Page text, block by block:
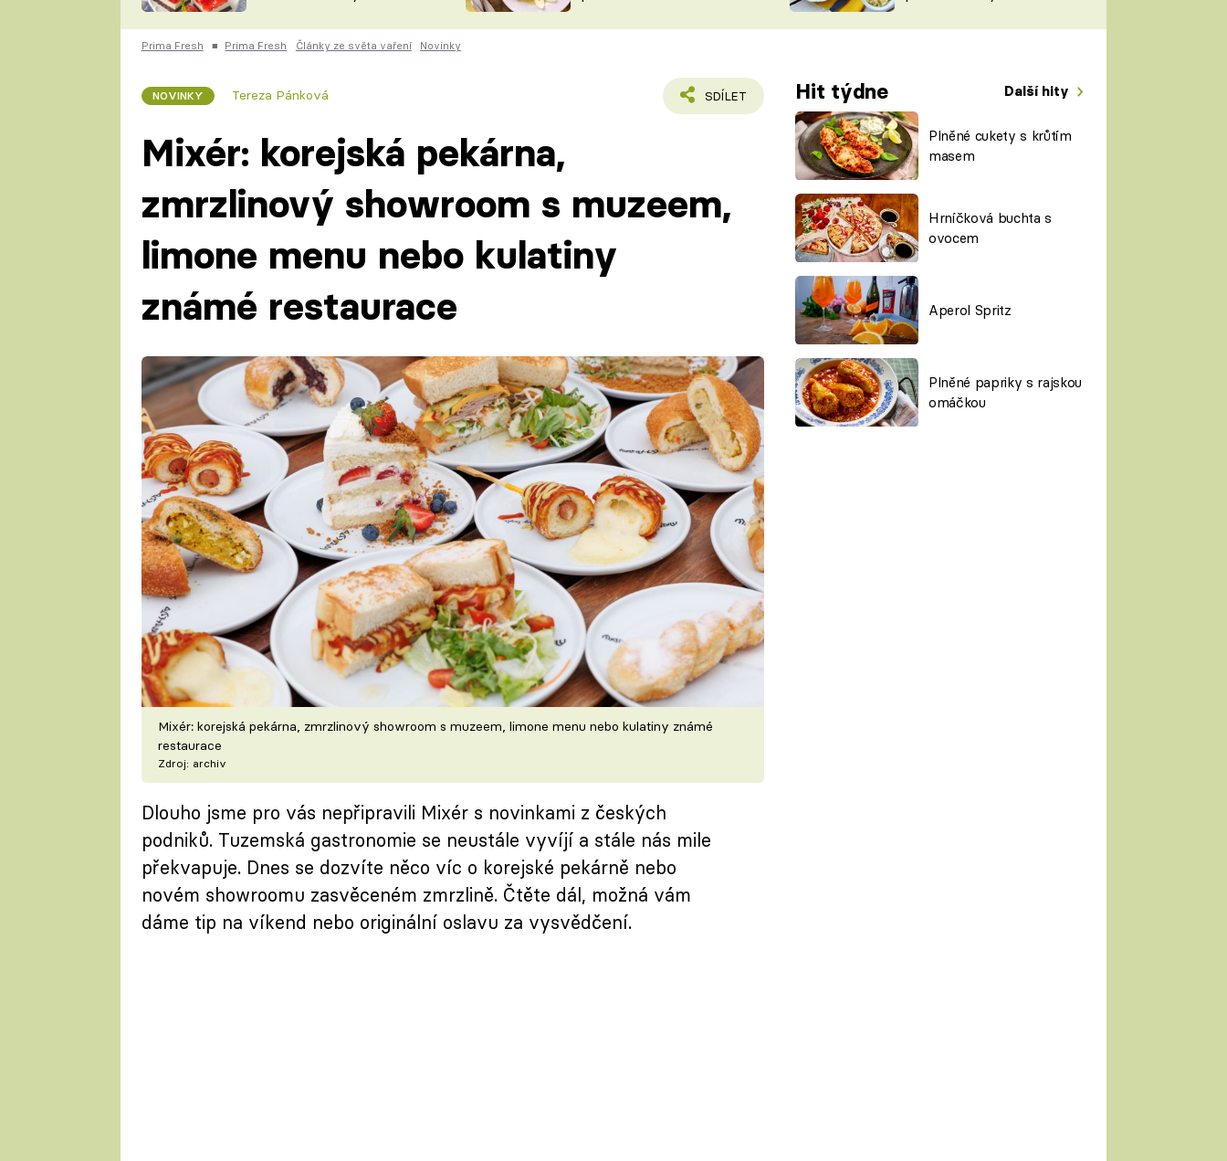
ČESKO NA TALÍŘI
KUCHAŘKA
VYCHYTÁVKY
ŠÉFREDAKTORKY
ČASOPIS
Prima Fresh ■ Prima Fresh Články ze světa vaření Novinky
NOVINKY Tereza Pánková SDÍLET Hit týdne Další hity
Plněné cukety s krůtím
masem
Hrníčková buchta s
ovocem
Aperol Spritz
Plněné papriky s rajskou
omáčkou
Mixér: korejská pekárna,
zmrzlinový showroom s muzeem,
limone menu nebo kulatiny
známé restaurace
Mixér: korejská pekárna, zmrzlinový showroom s muzeem, limone menu nebo kulatiny známé
restaurace
Zdroj: archiv
Dlouho jsme pro vás nepřipravili Mixér s novinkami z českých
podniků. Tuzemská gastronomie se neustále vyvíjí a stále nás mile
překvapuje. Dnes se dozvíte něco víc o korejské pekárně nebo
novém showroomu zasvěceném zmrzlině. Čtěte dál, možná vám
dáme tip na víkend nebo originální oslavu za vysvědčení.